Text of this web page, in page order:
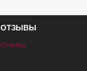
ОТЗЫВЫ
Отзывы